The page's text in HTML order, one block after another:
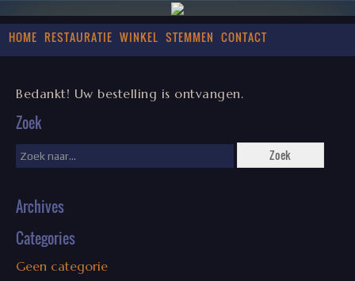
HOME RESTAURATIE WINKEL STEMMEN CONTACT
Bedankt! Uw bestelling is ontvangen.
Zoek
Archives
Categories
Geen categorie